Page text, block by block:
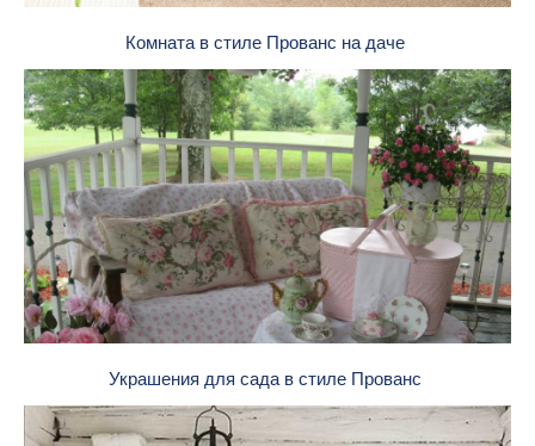
Комната в стиле Прованс на даче
Украшения для сада в стиле Прованс